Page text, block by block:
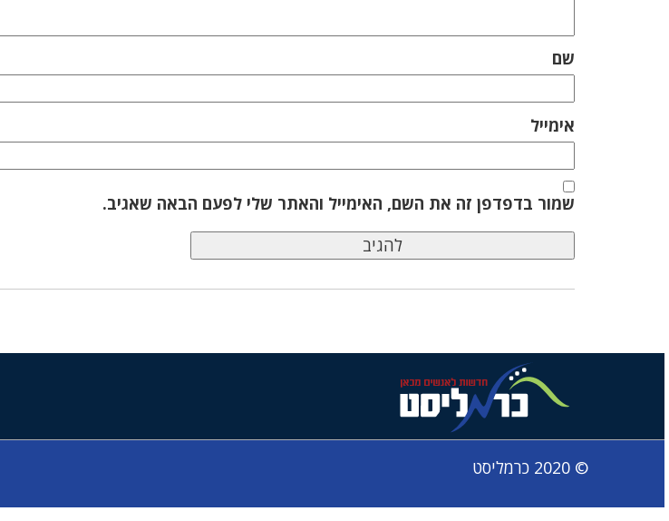
שם
אימייל
שמור בדפדפן זה את השם, האימייל והאתר שלי לפעם הבאה שאגיב.
© 2020 כרמליסט